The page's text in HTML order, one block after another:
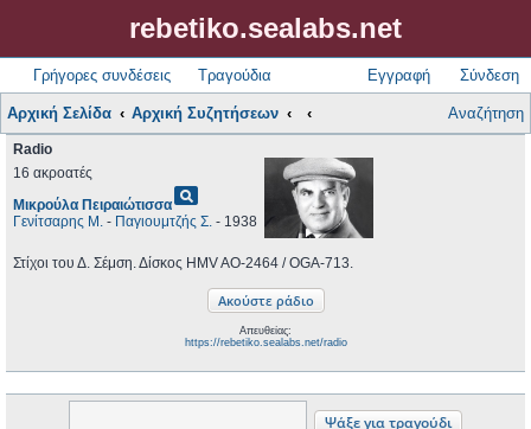
rebetiko.sealabs.net
Γρήγορες συνδέσεις Τραγούδια Σύνδεση
Εγγραφή
Αρχική Σελίδα Αρχική Συζητήσεων Αναζήτηση
Radio
16 ακροατές
Μικρούλα Πειραιώτισσαpageview
Γενίτσαρης Μ. - Παγιουμτζής Σ. - 1938
Στίχοι του Δ. Σέμση. Δίσκος HMV AO-2464 / OGA-713.
Απευθείας:
https://rebetiko.sealabs.net/radio